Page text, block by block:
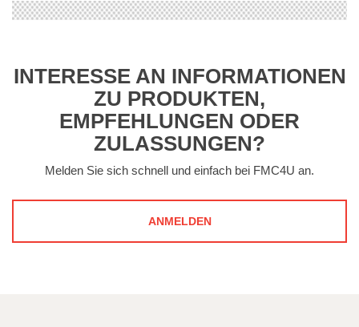
INTERESSE AN INFORMATIONEN
ZU PRODUKTEN,
EMPFEHLUNGEN ODER
ZULASSUNGEN?
Melden Sie sich schnell und einfach bei FMC4U an.
ANMELDEN